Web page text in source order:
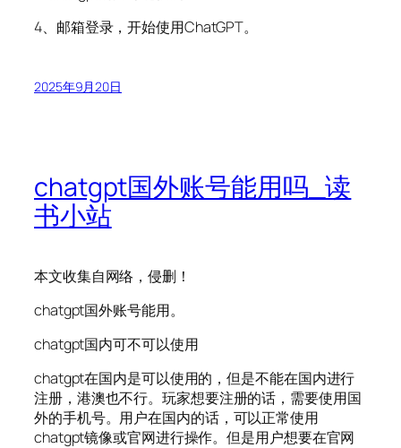
4、邮箱登录，开始使用ChatGPT。
2025年9月20日
chatgpt国外账号能用吗_读
书小站
本文收集自网络，侵删！
chatgpt国外账号能用。
chatgpt国内可不可以使用
chatgpt在国内是可以使用的，但是不能在国内进行
注册，港澳也不行。玩家想要注册的话，需要使用国
外的手机号。用户在国内的话，可以正常使用
chatgpt镜像或官网进行操作。但是用户想要在官网